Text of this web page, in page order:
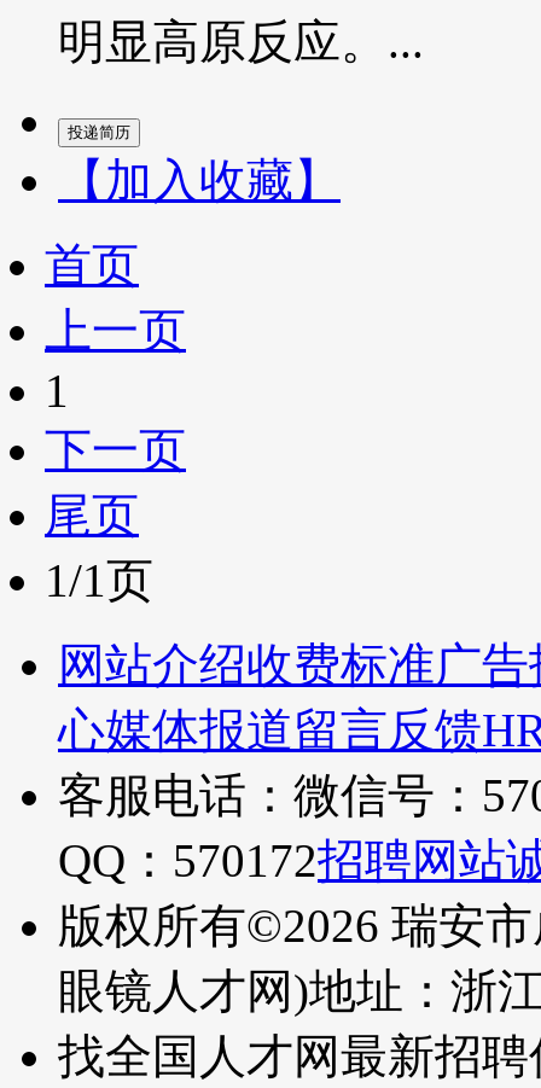
明显高原反应。...
【加入收藏】
首页
上一页
1
下一页
尾页
1/1页
网站介绍收费标准广
心媒体报道留言反馈
客服电话：微信号：
QQ：570172招聘网站
版权所有©2026 瑞安
眼镜人才网)地址：浙
找全国人才网最新招聘